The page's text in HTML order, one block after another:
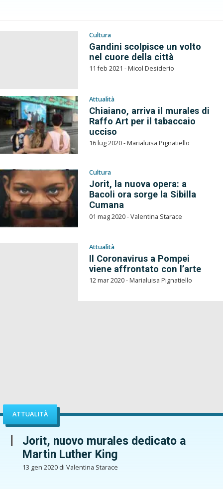
Cultura
Gandini scolpisce un volto
nel cuore della città
11 feb 2021 - Micol Desiderio
Attualità
Chiaiano, arriva il murales di
Raffo Art per il tabaccaio
ucciso
16 lug 2020 - Marialuisa Pignatiello
Cultura
Jorit, la nuova opera: a
Bacoli ora sorge la Sibilla
Cumana
01 mag 2020 - Valentina Starace
Attualità
Il Coronavirus a Pompei
viene affrontato con l’arte
12 mar 2020 - Marialuisa Pignatiello
ATTUALITÀ
Jorit, nuovo murales dedicato a
Martin Luther King
13 gen 2020 di Valentina Starace